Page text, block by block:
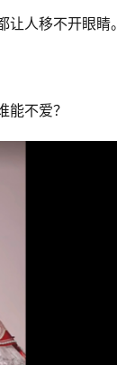
人移不开眼睛。
不爱？